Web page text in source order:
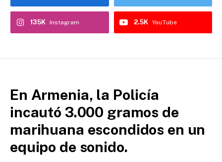
Instagram
135K YouTube
2.5K
En Armenia, la Policía
incautó 3.000 gramos de
marihuana escondidos en un
equipo de sonido.